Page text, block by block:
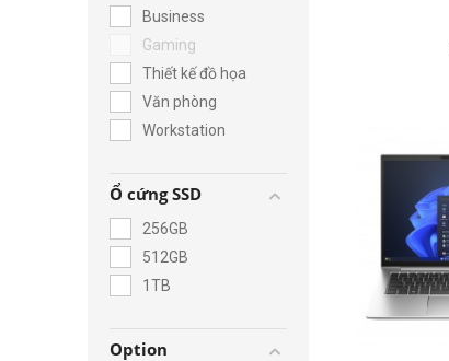
Business
Gaming
Thiết kế đồ họa
Văn phòng
Workstation
Ổ cứng SSD
256GB
512GB
1TB
Option